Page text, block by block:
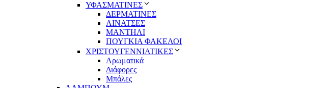
ΥΦΑΣΜΑΤΙΝΕΣ
ΔΕΡΜΑΤΙΝΕΣ
ΛΙΝΑΤΣΕΣ
ΜΑΝΤΗΛΙ
ΠΟΥΓΚΙΑ ΦΑΚΕΛΟΙ
ΧΡΙΣΤΟΥΓΕΝΝΙΑΤΙΚΕΣ
Αρωματικά
Διάφορες
Μπάλες